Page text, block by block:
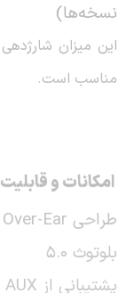
نسخه‌ها)
این میزان شارژدهی
مناسب است.
امکانات و
طراحی Over-Ear راحت
بلوتوث 5.0
پشتیبانی از AUX